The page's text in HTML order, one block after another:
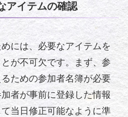
アイテムの確認
には、必要なアイテムを
が不可欠です。まず、参
ための参加者名簿が必要
者が事前に登録した情報
当日修正可能なように準